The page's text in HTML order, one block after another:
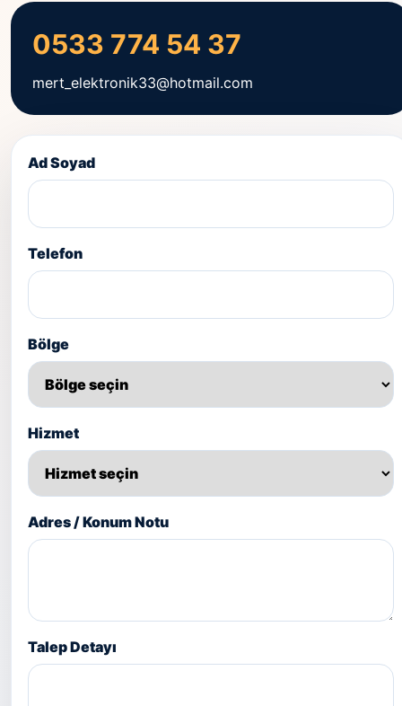
0533 774 54 37
mert_elektronik33@hotmail.com
Ad Soyad
Telefon
Bölge
Hizmet
Adres / Konum Notu
Talep Detayı